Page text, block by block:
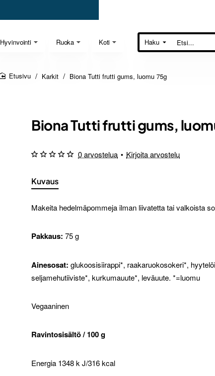
Hyvinvointi Ruoka Koti Haku
Etsi...
Karkit Biona Tutti frutti gums, luomu 75g
Biona Tutti frutti gums,
Kuvaus
Makeita hedelmäpommeja ilman liivatetta tai valkoista
Pakkaus: 75 g
Ainesosat: glukoosisiirappi*, raakaruokosokeri*,
seljamehutiiviste*, kurkumauute*, leväuute. *=luomu
Vegaaninen
Ravintosisältö / 100 g
Energia 1348 k J/316 kcal
0 arvostelua • Kirjoita arvostelu